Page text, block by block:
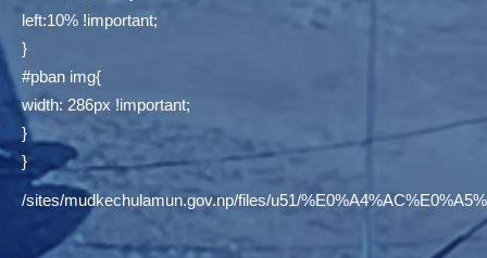
left:10% !important;
}
#pban img{
width: 286px !important;
}
}
/sites/mudkechulamun.gov.np/files/u51/